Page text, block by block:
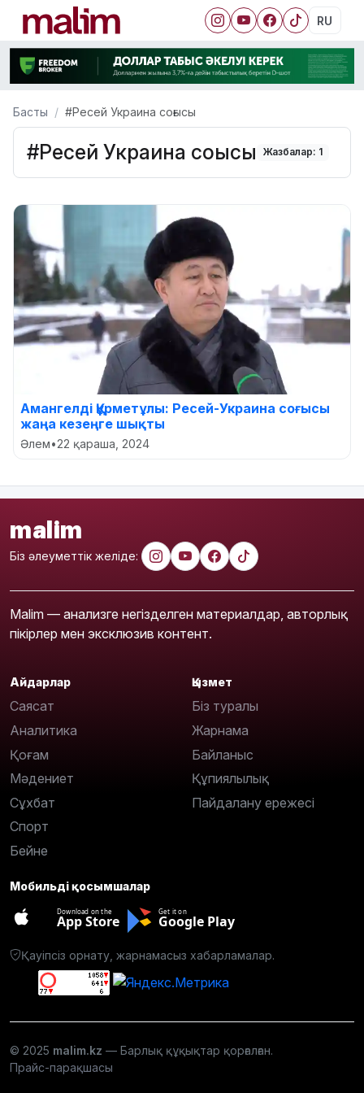
RU
Басты #Ресей Украина соғысы
#Ресей Украина соғысы Жазбалар: 1
Амангелді Құрметұлы: Ресей-Украина соғысы
жаңа кезеңге шықты
Әлем•22 қараша, 2024
malim
Біз әлеуметтік желіде:
Malim — анализге негізделген материалдар, авторлық
пікірлер мен эксклюзив контент.
Айдарлар
Саясат
Аналитика
Қоғам
Мәдениет
Сұхбат
Спорт
Бейне
Қызмет
Біз туралы
Жарнама
Байланыс
Құпиялылық
Пайдалану ережесі
Мобильді қосымшалар
Download on the
App Store
Get it on
Google Play
Қауіпсіз орнату, жарнамасыз хабарламалар.
© 2025 malim.kz — Барлық құқықтар қорғалған.
Прайс-парақшасы